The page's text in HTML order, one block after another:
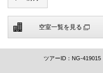
空室一覧を見る
ツアーID：NG-419015